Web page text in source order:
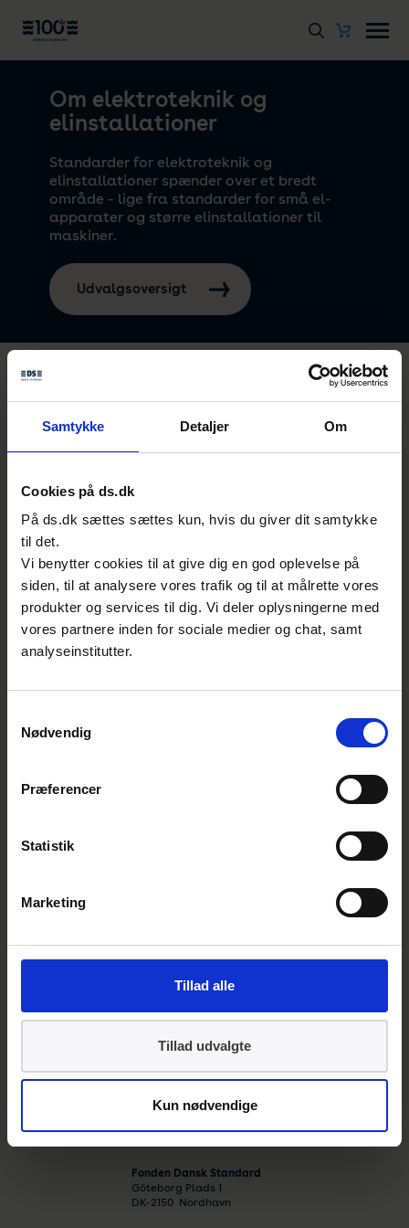
Samtykke Detaljer Om
Cookies på ds.dk
På ds.dk sættes sættes kun, hvis du giver dit samtykke
til det.
Vi benytter cookies til at give dig en god oplevelse på
siden, til at analysere vores trafik og til at målrette vores
produkter og services til dig. Vi deler oplysningerne med
vores partnere inden for sociale medier og chat, samt
analyseinstitutter.
Nødvendig
Præferencer
Statistik
Marketing
Tillad alle
Tillad udvalgte
Kun nødvendige
Om elektroteknik og
elinstallationer
Standarder for elektroteknik og
elinstallationer spænder over et bredt
område - lige fra standarder for små el-
apparater og større elinstallationer til
maskiner.
Udvalgsoversigt
udpræget grad sikkerhedsstandarder, men
dækker også over performance og
informations- og kommunikationsteknologier
(ICT). Flere af standarderne er refereret til i
standarderne understøtter EU-direktiver og
giver dermed dokumentation for, at man
overholder væsentlige direktivkrav.
Arbejdet spænder bredt fra at drive
internationale sekretariater og sikre dansk
store danske virksomheder er toneangivende
vindmølleområdet, til information, viden og
for maskiner og elinstallationer, der også
tod@ds.dk
Fagområder Elektroteknik og elinstallationer
Fonden Dansk Standard
Göteborg Plads 1
DK-2150 Nordhavn